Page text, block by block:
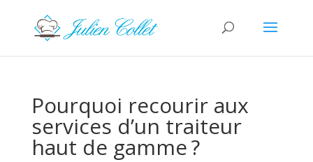
Pourquoi recourir aux
services d’un traiteur
haut de gamme ?